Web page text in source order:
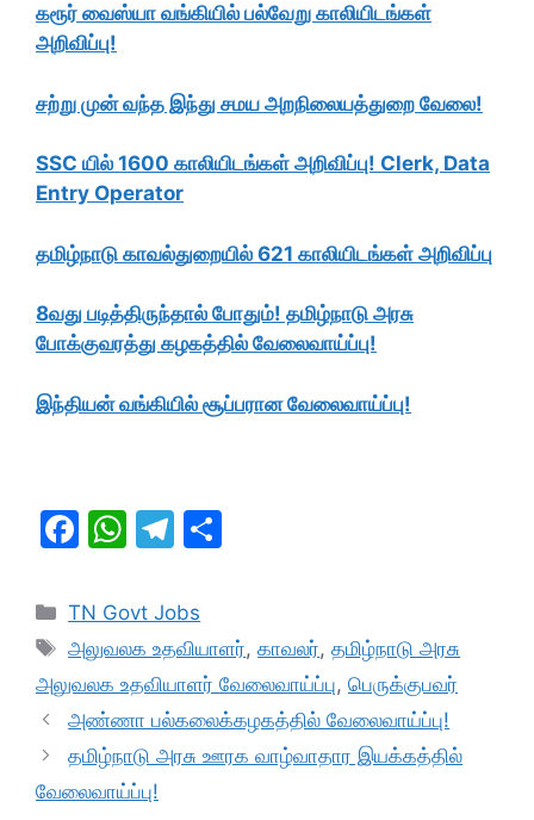
கரூர் வைஸ்யா வங்கியில் பல்வேறு காலியிடங்கள்
அறிவிப்பு!
சற்று முன் வந்த இந்து சமய அறநிலையத்துறை வேலை!
SSC யில் 1600 காலியிடங்கள் அறிவிப்பு! Clerk, Data
Entry Operator
தமிழ்நாடு காவல்துறையில் 621 காலியிடங்கள் அறிவிப்பு
8வது படித்திருந்தால் போதும்! தமிழ்நாடு அரசு
போக்குவரத்து கழகத்தில் வேலைவாய்ப்பு!
இந்தியன் வங்கியில் சூப்பரான வேலைவாய்ப்பு!
F
c
e
b
o
o
k
W
at
s
A
p
p
T
e
gr
a
m
e
Categories
TN Govt Jobs
Tags
அலுவலக உதவியாளர்,காவலர்,தமிழ்நாடு அரசு
அலுவலக உதவியாளர் வேலைவாய்ப்பு, பெருக்குபவர்
அண்ணா பல்கலைக்கழகத்தில் வேலைவாய்ப்பு!
தமிழ்நாடு அரசு ஊரக வாழ்வாதார இயக்கத்தில்
வேலைவாய்ப்பு!